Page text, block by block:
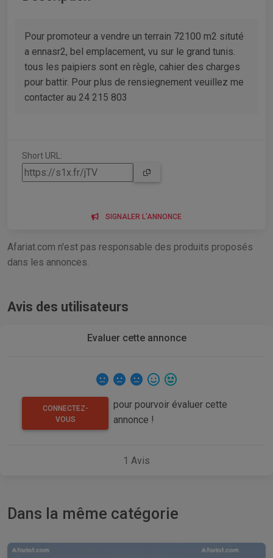
Pour promoteur a vendre un terrain 72100 m2 situté
a ennasr2, bel emplacement, vu sur le grand tunis.
tous les paipiers sont en règle, cahier des charges
pour battir. Pour plus de rensiegnement veuillez me
contacter au 24 215 803
Short URL:
SIGNALER L'ANNONCE
Afariat.com n'est pas responsable des produits proposés
dans les annonces.
Avis des utilisateurs
Evaluer cette annonce
CONNECTEZ-
VOUS
pour pourvoir évaluer cette
annonce !
1 Avis
Dans la même catégorie